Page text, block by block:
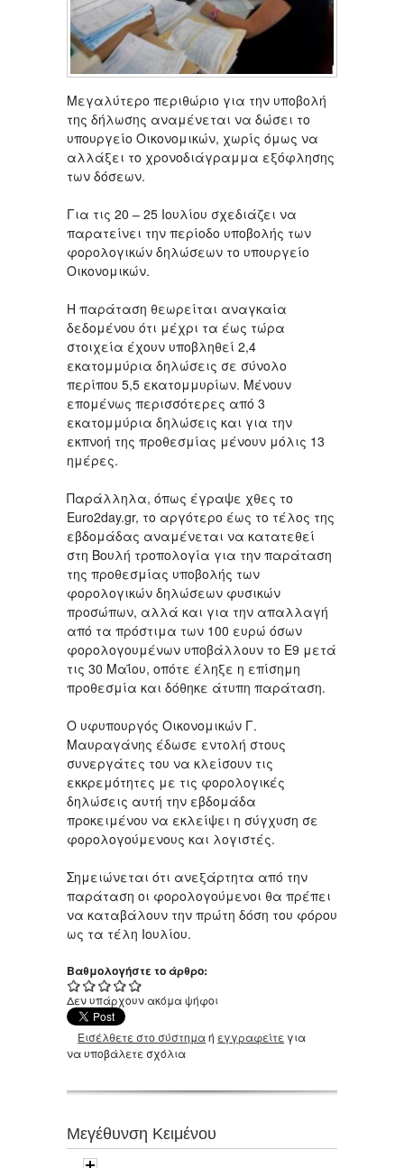
Μεγαλύτερο περιθώριο για την υποβολή
της δήλωσης αναμένεται να δώσει το
υπουργείο Οικονομικών, χωρίς όμως να
αλλάξει το χρονοδιάγραμμα εξόφλησης
των δόσεων.
Για τις 20 – 25 Ιουλίου σχεδιάζει να
παρατείνει την περίοδο υποβολής των
φορολογικών δηλώσεων το υπουργείο
Οικονομικών.
Η παράταση θεωρείται αναγκαία
δεδομένου ότι μέχρι τα έως τώρα
στοιχεία έχουν υποβληθεί 2,4
εκατομμύρια δηλώσεις σε σύνολο
περίπου 5,5 εκατομμυρίων. Μένουν
επομένως περισσότερες από 3
εκατομμύρια δηλώσεις και για την
εκπνοή της προθεσμίας μένουν μόλις 13
ημέρες.
Παράλληλα, όπως έγραψε χθες το
Euro2day.gr, το αργότερο έως το τέλος της
εβδομάδας αναμένεται να κατατεθεί
στη Βουλή τροπολογία για την παράταση
της προθεσμίας υποβολής των
φορολογικών δηλώσεων φυσικών
προσώπων, αλλά και για την απαλλαγή
από τα πρόστιμα των 100 ευρώ όσων
φορολογουμένων υποβάλλουν το Ε9 μετά
τις 30 Μαΐου, οπότε έληξε η επίσημη
προθεσμία και δόθηκε άτυπη παράταση.
Ο υφυπουργός Οικονομικών Γ.
Μαυραγάνης έδωσε εντολή στους
συνεργάτες του να κλείσουν τις
εκκρεμότητες με τις φορολογικές
δηλώσεις αυτή την εβδομάδα
προκειμένου να εκλείψει η σύγχυση σε
φορολογούμενους και λογιστές.
Σημειώνεται ότι ανεξάρτητα από την
παράταση οι φορολογούμενοι θα πρέπει
να καταβάλουν την πρώτη δόση του φόρου
ως τα τέλη Ιουλίου.
Βαθμολογήστε το άρθρο:
Δεν υπάρχουν ακόμα ψήφοι
Εισέλθετε στο σύστημαή εγγραφείτε για
να υποβάλετε σχόλια
Μεγέθυνση Κειμένου